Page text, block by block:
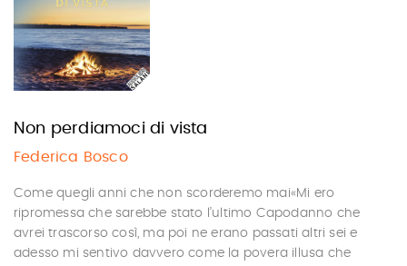
Non perdiamoci di vista
Federica Bosco
Come quegli anni che non scorderemo mai«Mi ero
ripromessa che sarebbe stato l’ultimo Capodanno che
avrei trascorso così, ma poi ne erano passati altri sei e
adesso mi sentivo davvero come la povera illusa che